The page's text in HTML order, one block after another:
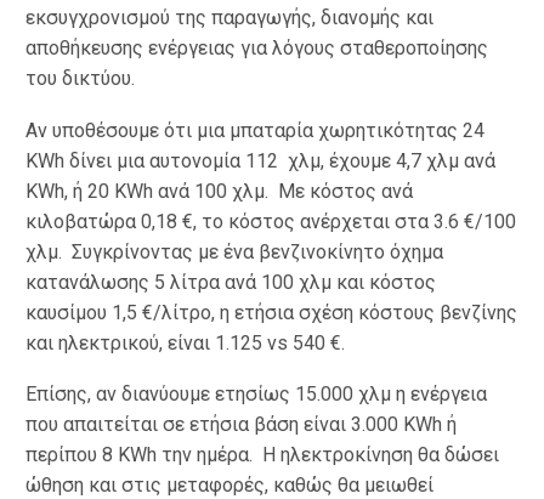
εκσυγχρονισμού της παραγωγής, διανομής και
αποθήκευσης ενέργειας για λόγους σταθεροποίησης
του δικτύου.
Αν υποθέσουμε ότι μια μπαταρία χωρητικότητας 24
KWh δίνει μια αυτονομία 112 χλμ, έχουμε 4,7 χλμ ανά
KWh, ή 20 KWh ανά 100 χλμ. Με κόστος ανά
κιλοβατώρα 0,18 €, το κόστος ανέρχεται στα 3.6 €/100
χλμ. Συγκρίνοντας με ένα βενζινοκίνητο όχημα
κατανάλωσης 5 λίτρα ανά 100 χλμ και κόστος
καυσίμου 1,5 €/λίτρο, η ετήσια σχέση κόστους βενζίνης
και ηλεκτρικού, είναι 1.125 vs 540 €.
Επίσης, αν διανύουμε ετησίως 15.000 χλμ η ενέργεια
που απαιτείται σε ετήσια βάση είναι 3.000 KWh ή
περίπου 8 KWh την ημέρα. Η ηλεκτροκίνηση θα δώσει
ώθηση και στις μεταφορές, καθώς θα μειωθεί